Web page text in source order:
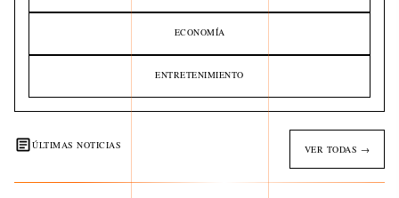
ECONOMÍA
ENTRETENIMIENTO
ÚLTIMAS NOTICIAS VER TODAS →